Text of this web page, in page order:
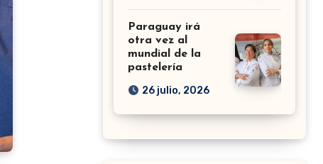
Paraguay irá
otra vez al
mundial de la
pastelería
26 julio, 2026